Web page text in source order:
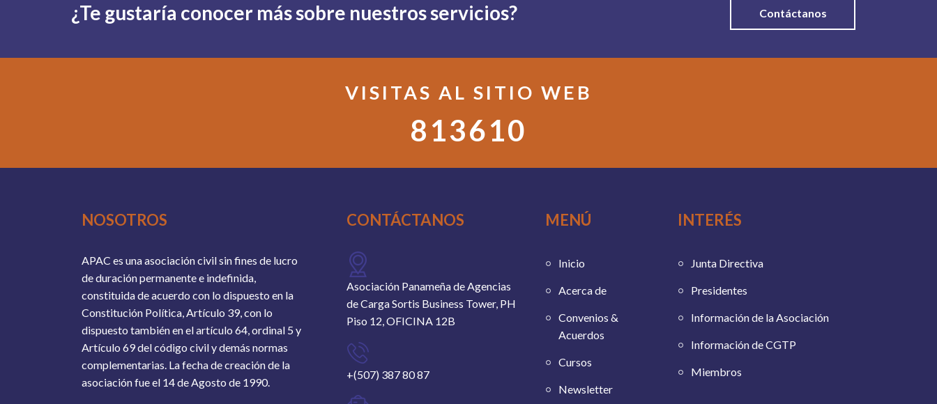
¿Te gustaría conocer más sobre nuestros servicios? Contáctanos
VISITAS AL SITIO WEB
813610
NOSOTROS
APAC es una asociación civil sin fines de lucro
de duración permanente e indefinida,
constituida de acuerdo con lo dispuesto en la
Constitución Política, Artículo 39, con lo
dispuesto también en el artículo 64, ordinal 5 y
Artículo 69 del código civil y demás normas
complementarias. La fecha de creación de la
asociación fue el 14 de Agosto de 1990.
CONTÁCTANOS
Asociación Panameña de Agencias
de Carga Sortis Business Tower, PH
Piso 12, OFICINA 12B
+(507) 387 80 87
MENÚ
Inicio
Acerca de
Convenios &
Acuerdos
Cursos
Newsletter
INTERÉS
Junta Directiva
Presidentes
Información de la Asociación
Información de CGTP
Miembros